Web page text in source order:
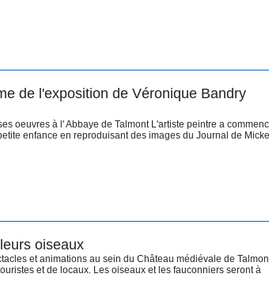
de l'exposition de Véronique Bandry
oeuvres à l' Abbaye de Talmont L'artiste peintre a
enfance en reproduisant des images du Journal de
oiseaux
et animations au sein du Château médiévale de
et de locaux. Les oiseaux et les fauconniers seront à